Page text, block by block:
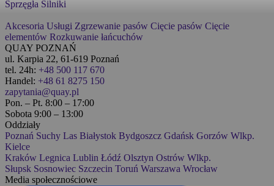
Sprzęgła Silniki
Akcesoria Usługi Zgrzewanie pasów Cięcie pasów Cięcie
elementów Rozkuwanie łańcuchów
QUAY POZNAŃ
ul. Karpia 22, 61-619 Poznań
tel. 24h: +48 500 117 670
Handel: +48 61 8275 150
zapytania@quay.pl
Pon. – Pt. 8:00 – 17:00
Sobota 9:00 – 13:00
Oddziały
Poznań Suchy Las Białystok Bydgoszcz Gdańsk Gorzów Wlkp.
Kielce
Kraków Legnica Lublin Łódź Olsztyn Ostrów Wlkp.
Słupsk Sosnowiec Szczecin Toruń Warszawa Wrocław
Media społecznościowe